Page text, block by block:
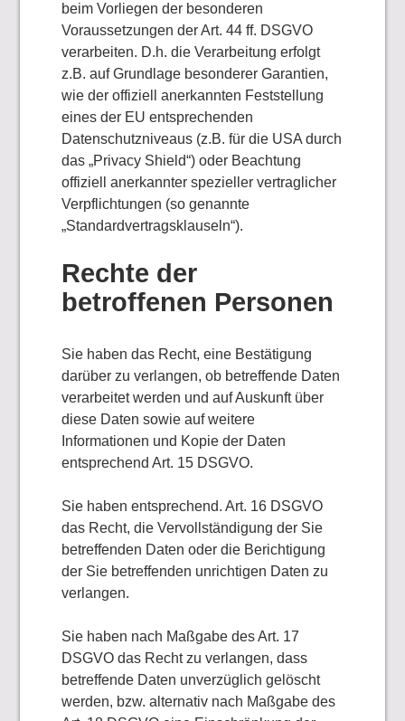
beim Vorliegen der besonderen
Voraussetzungen der Art. 44 ff. DSGVO
verarbeiten. D.h. die Verarbeitung erfolgt
z.B. auf Grundlage besonderer Garantien,
wie der offiziell anerkannten Feststellung
eines der EU entsprechenden
Datenschutzniveaus (z.B. für die USA durch
das „Privacy Shield“) oder Beachtung
offiziell anerkannter spezieller vertraglicher
Verpflichtungen (so genannte
„Standardvertragsklauseln“).
Rechte der
betroffenen Personen
Sie haben das Recht, eine Bestätigung
darüber zu verlangen, ob betreffende Daten
verarbeitet werden und auf Auskunft über
diese Daten sowie auf weitere
Informationen und Kopie der Daten
entsprechend Art. 15 DSGVO.
Sie haben entsprechend. Art. 16 DSGVO
das Recht, die Vervollständigung der Sie
betreffenden Daten oder die Berichtigung
der Sie betreffenden unrichtigen Daten zu
verlangen.
Sie haben nach Maßgabe des Art. 17
DSGVO das Recht zu verlangen, dass
betreffende Daten unverzüglich gelöscht
werden, bzw. alternativ nach Maßgabe des